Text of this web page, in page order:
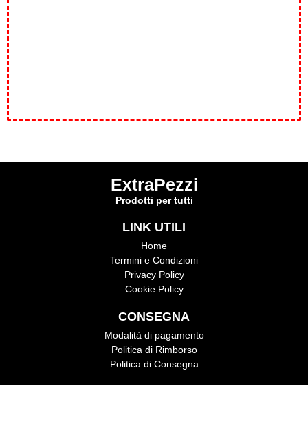
ExtraPezzi
Prodotti per tutti
LINK UTILI
Home
Termini e Condizioni
Privacy Policy
Cookie Policy
CONSEGNA
Modalità di pagamento
Politica di Rimborso
Politica di Consegna